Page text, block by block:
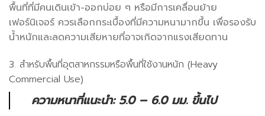
พื้นที่ที่มีคนเดินเข้า-ออกบ่อย ๆ หรือมีการเคลื่อนย้าย
เฟอร์นิเจอร์ ควรเลือกกระเบื้องที่มีความหนามากขึ้น เพื่อรองรับ
น้ำหนักและลดความเสียหายที่อาจเกิดจากแรงเสียดทาน
3. สำหรับพื้นที่อุตสาหกรรมหรือพื้นที่ใช้งานหนัก (Heavy
Commercial Use)
ความหนาที่แนะนำ: 5.0 – 6.0 มม. ขึ้นไป